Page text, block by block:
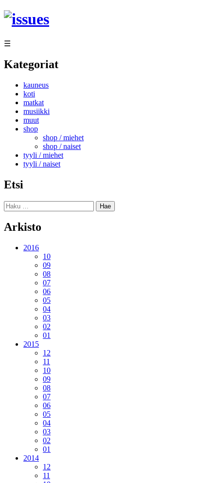
Siirry
sisältöön
☰
Kategoriat
kauneus
koti
matkat
musiikki
muut
shop
shop / miehet
shop / naiset
tyyli / miehet
tyyli / naiset
Etsi
Haku:
Arkisto
2016
10
09
08
07
06
05
04
03
02
01
2015
12
11
10
09
08
07
06
05
04
03
02
01
2014
12
11